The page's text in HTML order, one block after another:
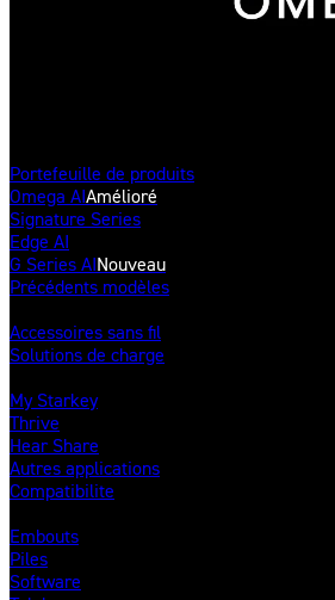
Portefeuille de produits
Omega AIAmélioré
Signature Series
Edge AI
G Series AINouveau
Précédents modèles
Accessoires sans fil
Solutions de charge
My Starkey
Thrive
Hear Share
Autres applications
Compatibilite
Embouts
Piles
Software